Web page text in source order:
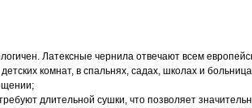
Латексные чернила отвечают всем
комнат, в спальнях, садах, школах и
длительной сушки, что позволяет